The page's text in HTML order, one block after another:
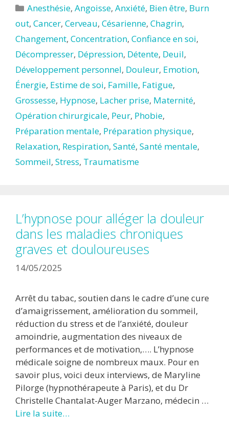
Catégories
Anesthésie,Angoisse,Anxiété, Bien être, Burn
out, Cancer, Cerveau, Césarienne, Chagrin,
Changement, Concentration, Confiance en soi,
Décompresser, Dépression, Détente, Deuil,
Développement personnel, Douleur, Emotion,
Énergie, Estime de soi, Famille, Fatigue,
Grossesse, Hypnose, Lacher prise, Maternité,
Opération chirurgicale, Peur, Phobie,
Préparation mentale, Préparation physique,
Relaxation, Respiration, Santé, Santé mentale,
Sommeil, Stress, Traumatisme
L’hypnose pour alléger la douleur
dans les maladies chroniques
graves et douloureuses
14/05/2025
Arrêt du tabac, soutien dans le cadre d’une cure
d’amaigrissement, amélioration du sommeil,
réduction du stress et de l’anxiété, douleur
amoindrie, augmentation des niveaux de
performances et de motivation,…. L’hypnose
médicale soigne de nombreux maux. Pour en
savoir plus, voici deux interviews, de Maryline
Pilorge (hypnothérapeute à Paris), et du Dr
Christelle Chantalat-Auger Marzano, médecin …
Lire la suite…